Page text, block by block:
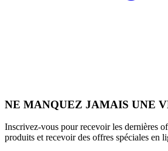
NE MANQUEZ JAMAIS UNE
Inscrivez-vous pour recevoir les dernières
produits et recevoir des offres spéciales en